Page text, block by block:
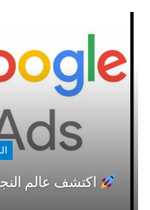
اكتشف عالم